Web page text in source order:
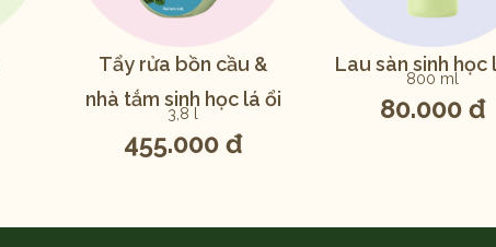
Tẩy rửa bồn cầu &
nhà tắm sinh học lá ổi
3,8 l
455.000 đ
Lau sàn sinh học
800 ml
80.000 đ